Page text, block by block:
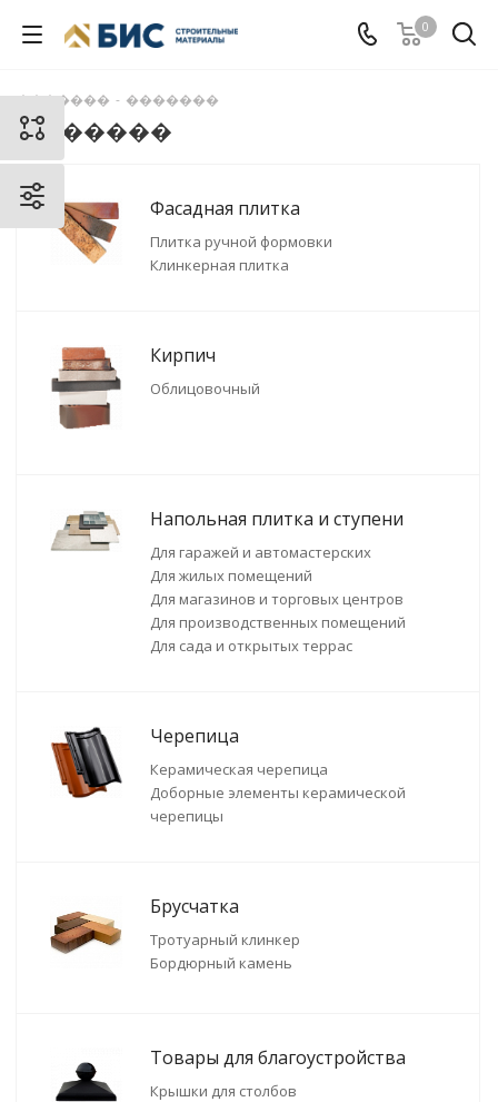
0
������� - �������
�������
Фасадная плитка
Плитка ручной формовки
Клинкерная плитка
Кирпич
Облицовочный
Напольная плитка и ступени
Для гаражей и автомастерских
Для жилых помещений
Для магазинов и торговых центров
Для производственных помещений
Для сада и открытых террас
Черепица
Керамическая черепица
Доборные элементы керамической
черепицы
Брусчатка
Тротуарный клинкер
Бордюрный камень
Товары для благоустройства
Крышки для столбов